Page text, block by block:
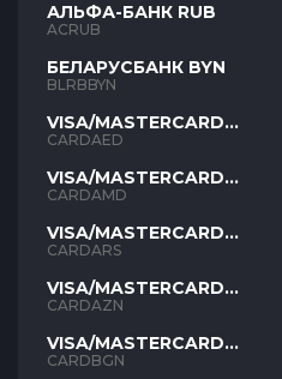
АЛЬФА-БАНК RUB
ACRUB
БЕЛАРУСБАНК BYN
BLRBBYN
VISA/MASTERCARD
AED
CARDAED
VISA/MASTERCARD
AMD
CARDAMD
VISA/MASTERCARD
ARS
CARDARS
VISA/MASTERCARD
AZN
CARDAZN
VISA/MASTERCARD
BGN
CARDBGN